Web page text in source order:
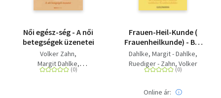
Női egész-ség - A női
betegségek üzenetei
Volker Zahn
Margit Dahlke
Rüdiger Dahlke
Frauen-Heil-Kunde (
Frauenheilkunde) - Be-
Deutung und Chancen
weiblicher
Krankheitsbilder
Dahlke, Margit - Dahlke,
Ruediger - Zahn, Volker
Online ár: